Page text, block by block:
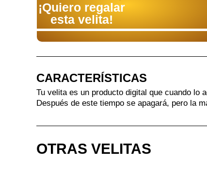
¡Quiero regalar
esta velita!
CARACTERÍSTICAS
Tu velita es un producto digital que cuando lo
Después de este tiempo se apagará, pero la
OTRAS VELITAS